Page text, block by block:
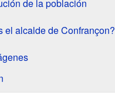
de la población
el alcalde de Confrançon?